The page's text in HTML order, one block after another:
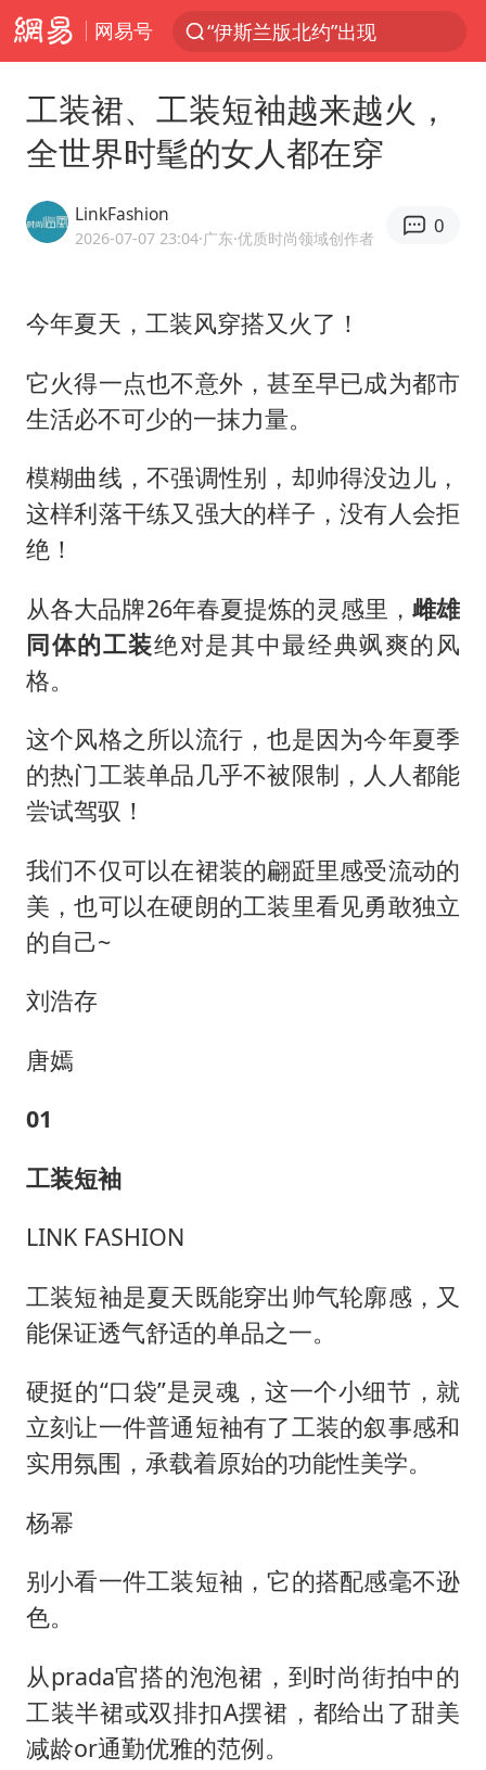
网易号
“伊斯兰版北约”出现
“白海豚”最新位置公布
河南警方公开征集黑恶犯罪线索
WTT横滨冠军赛女单四强国乒占三席
一周大涨超7% 金价为何突然上涨
白海豚登陆前还将加强
央视新主播李秋莹孙亚鹏亮相
情侣在平潭拍日出时坠崖致一死一伤
河南刑案嫌犯被抓 逃窜时伤害多人
乐享全民健身 共筑健康中国
工装裙、工装短袖越来越火，
全世界时髦的女人都在穿
LinkFashion
2026-07-07 23:04·广东·优质时尚领域创作者
0
今年夏天，工装风穿搭又火了！
它火得一点也不意外，甚至早已成为都市
生活必不可少的一抹力量。
模糊曲线，不强调性别，却帅得没边儿，
这样利落干练又强大的样子，没有人会拒
绝！
从各大品牌26年春夏提炼的灵感里， 雌雄
同体的工装绝对是其中最经典飒爽的风
格。
这个风格之所以流行，也是因为今年夏季
的热门工装单品几乎不被限制，人人都能
尝试驾驭！
我们不仅可以在裙装的翩跹里感受流动的
美，也可以在硬朗的工装里看见勇敢独立
的自己~
刘浩存
唐嫣
01
工装短袖
LINK FASHION
工装短袖是夏天既能穿出帅气轮廓感，又
能保证透气舒适的单品之一。
硬挺的“口袋”是灵魂，这一个小细节，就
立刻让一件普通短袖有了工装的叙事感和
实用氛围，承载着原始的功能性美学。
杨幂
别小看一件工装短袖，它的搭配感毫不逊
色。
从prada官搭的泡泡裙，到时尚街拍中的
工装半裙或双排扣A摆裙，都给出了甜美
减龄or通勤优雅的范例。